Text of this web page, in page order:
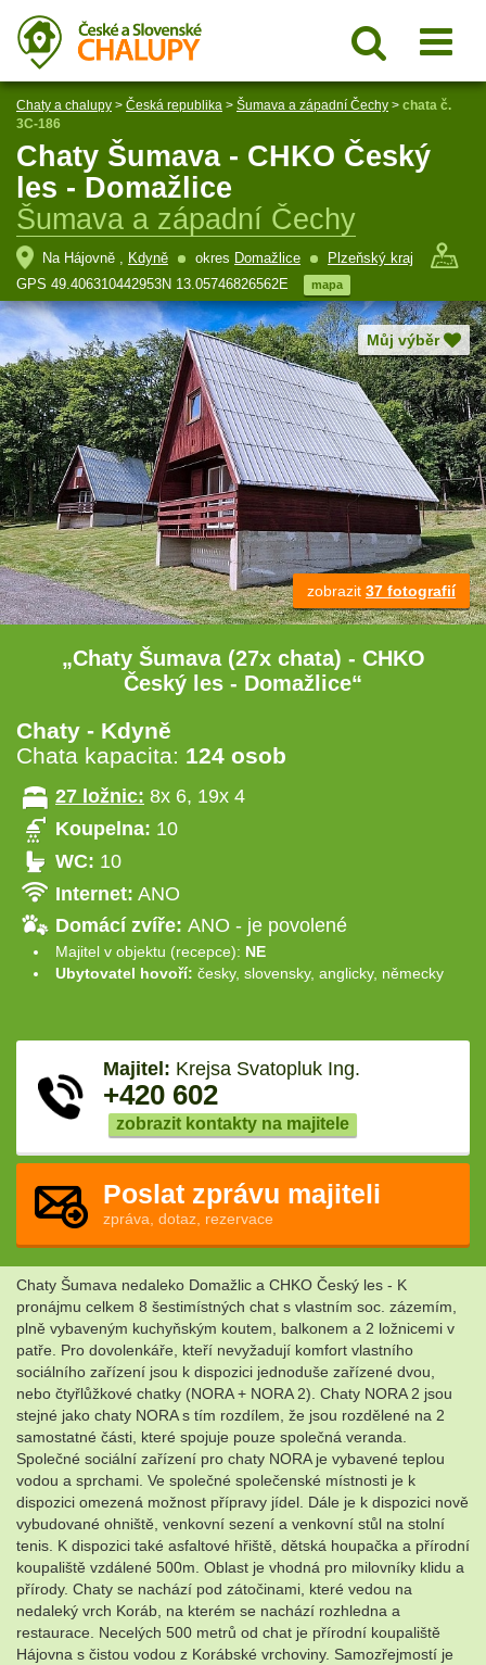
Chaty a chalupy > Česká republika > Šumava a západní Čechy > chata č.
3C-186
Chaty Šumava - CHKO Český
les - Domažlice
Šumava a západní Čechy
Na Hájovně , Kdyně okres Domažlice
Plzeňský kraj
GPS 49.406310442953N 13.05746826562E
mapa
Můj výběr
zobrazit 37 fotografií
„Chaty Šumava (27x chata) - CHKO
Český les - Domažlice“
Chaty - Kdyně
Chata kapacita: 124 osob
27 ložnic: 8x 6, 19x 4
Koupelna: 10
WC: 10
Internet: ANO
Domácí zvíře: ANO - je povolené
Majitel v objektu (recepce): NE
Ubytovatel hovoří: česky, slovensky, anglicky, německy
Majitel: Krejsa Svatopluk Ing.
+420 602
zobrazit kontakty na majitele
Poslat zprávu majiteli
zpráva, dotaz, rezervace
Chaty Šumava nedaleko Domažlic a CHKO Český les - K
pronájmu celkem 8 šestimístných chat s vlastním soc. zázemím,
plně vybaveným kuchyňským koutem, balkonem a 2 ložnicemi v
patře. Pro dovolenkáře, kteří nevyžadují komfort vlastního
sociálního zařízení jsou k dispozici jednoduše zařízené dvou,
nebo čtyřlůžkové chatky (NORA + NORA 2). Chaty NORA 2 jsou
stejné jako chaty NORA s tím rozdílem, že jsou rozdělené na 2
samostatné části, které spojuje pouze společná veranda.
Společné sociální zařízení pro chaty NORA je vybavené teplou
vodou a sprchami. Ve společné společenské místnosti je k
dispozici omezená možnost přípravy jídel. Dále je k dispozici nově
vybudované ohniště, venkovní sezení a venkovní stůl na stolní
tenis. K dispozici také asfaltové hřiště, dětská houpačka a přírodní
koupaliště vzdálené 500m. Oblast je vhodná pro milovníky klidu a
přírody. Chaty se nachází pod zátočinami, které vedou na
nedaleký vrch Koráb, na kterém se nachází rozhledna a
restaurace. Necelých 500 metrů od chat je přírodní koupaliště
Hájovna s čistou vodou z Korábské vrchoviny. Samozřejmostí je